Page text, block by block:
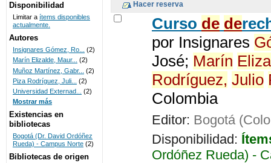
BIBLIOTECAS
UNICOC
Curso de de
por Insignares
José; Marín
Rodríguez, Julio
Colombia
Editor: Bogotá
Disponibilidad:
Ordóñez Rueda) -
Disponibilidad
Limitar a ítems disponibles
actualmente.
Autores
Insignares Gómez, Ro...
(2)
Marín Elizalde, Maur... (2)
Muñoz Martínez, Gabr...
(2)
Piza Rodríguez, Juli...
(2)
Universidad Externad...
(2)
Mostrar más
Existencias en
bibliotecas
Bogotá (Dr. David Ordóñez
Rueda) - Campus Norte (2)
Bibliotecas de origen